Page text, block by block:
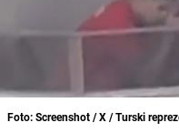
Foto: Screenshot / X / Turski